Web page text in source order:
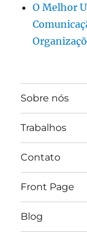
O Melhor
Sobre nós
Trabalhos
Contato
Front Page
Blog